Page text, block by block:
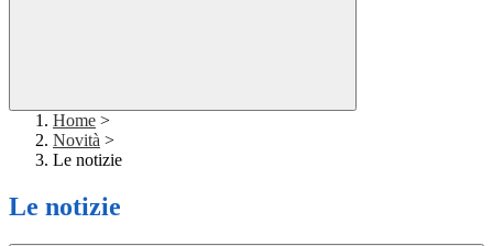
Home >
Novità >
Le notizie
Le notizie